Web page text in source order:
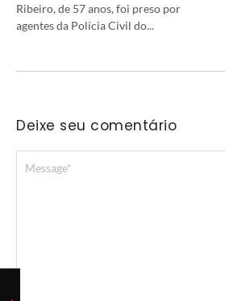
Ribeiro, de 57 anos, foi preso por
agentes da Polícia Civil do...
Deixe seu comentário